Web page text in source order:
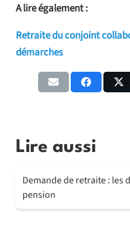
A lire également :
Retraite du conjoint
démarches
Lire aussi
Demande de retraite : les
pension